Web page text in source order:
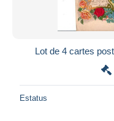
Lot de 4 cartes
Estatus